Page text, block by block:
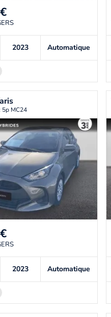
€
2023 Automatique
5p MC24
€
2023 Automatique